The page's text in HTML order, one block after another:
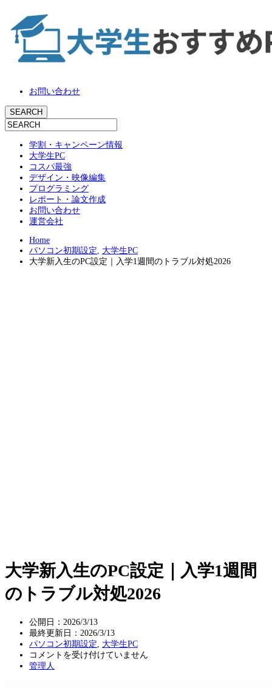
お問い合わせ
学割・キャンペーン情報
大学生PC
コスパ最強
デザイン・映像編集
プログラミング
レポート・論文作成
お問い合わせ
運営会社
Home
パソコン初期設定, 大学生PC
大学新入生のPC設定｜入学1週間のトラブル対処2026
大学新入生のPC設定｜入学1週間
のトラブル対処2026
公開日：2026/3/13
最終更新日： 2026/3/13
パソコン初期設定
大学生PC
大
学
コメントを受け付けていません
管理人